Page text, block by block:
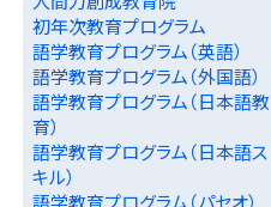
初年次教育プログラム
語学教育プログラム（英語）
語学教育プログラム（外国語）
語学教育プログラム（日本語教
育）
語学教育プログラム（日本語ス
キル）
語学教育プログラム（パセオ）